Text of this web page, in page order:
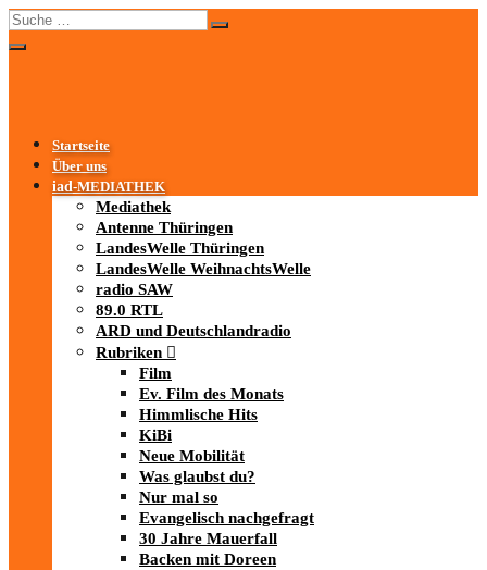
Startseite
Über uns
iad-MEDIATHEK
Mediathek
Antenne Thüringen
LandesWelle Thüringen
LandesWelle WeihnachtsWelle
radio SAW
89.0 RTL
ARD und Deutschlandradio
Rubriken
Film
Ev. Film des Monats
Himmlische Hits
KiBi
Neue Mobilität
Was glaubst du?
Nur mal so
Evangelisch nachgefragt
30 Jahre Mauerfall
Backen mit Doreen